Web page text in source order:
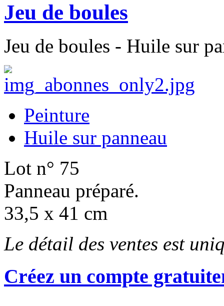
Jeu de boules
Jeu de boules - Huile sur
Peinture
Huile sur panneau
Lot n° 75
Panneau préparé.
33,5 x 41 cm
Le détail des ventes est
Créez un compte